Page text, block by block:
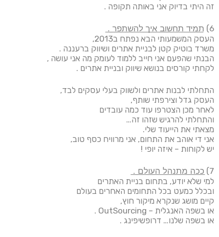
זה היתי בדיוק אני באותה תקופה .
6) ת͟מ͟י͟ד͟ ͟ת͟ח͟ש͟ו͟ב͟ ͟א͟י͟ך͟ ͟ל͟ה͟ש͟ת͟פ͟ר͟ ͟.͟
העסק המשמעותי הבא נפתח ב2013,
משרד בוטיק קטן לבניית אתרים ושיווק ברעננה .
הבנתי שהפעם אני חייב ללמוד לעומק מה אני עושה ,
לקחתי קורסים בנושא שיווק ובניית אתרים .
התחלתי לבנות אתרים ולשווק בעלי עסקים לבד,
העסק גדל וצירפתי שותף,
לאחר מכן הצטרפו עוד כמה עובדים
והתחלתי להרגיש שזהו זה…
מצאתי את הייעוד שלי.
אני די אוהב את התחום, אני מרוויח כסף טוב,
יש לקוחות – איזה יופי !
7) כ͟כ͟ה͟ ͟מ͟ת͟נ͟ה͟ל͟ ͟ה͟ע͟ו͟ל͟ם͟ ͟.͟
למי שלא יודע, בתחום בניית האתרים
ובכלל כמעט בכל התחומים האחרים בעולם
קיים מושג שנקרא מיקור חוץ,
או בשפה האנגלית – OutSourcing .
או בשפה שלנו… דרופשיפינג .